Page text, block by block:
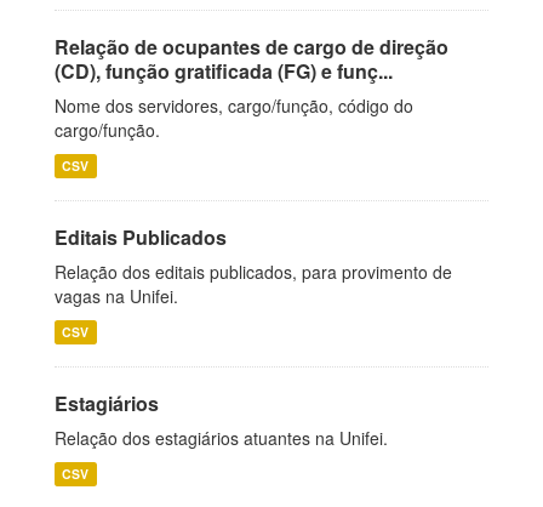
Relação de ocupantes de cargo de direção
(CD), função gratificada (FG) e funç...
Nome dos servidores, cargo/função, código do
cargo/função.
CSV
Editais Publicados
Relação dos editais publicados, para provimento de
vagas na Unifei.
CSV
Estagiários
Relação dos estagiários atuantes na Unifei.
CSV